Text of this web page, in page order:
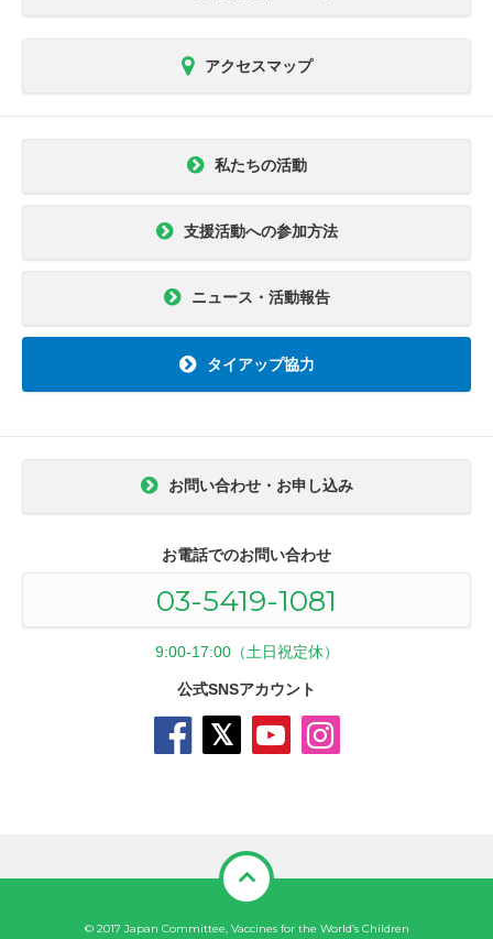
アクセスマップ
私たちの活動
支援活動への参加方法
ニュース・活動報告
タイアップ協力
お問い合わせ・お申し込み
お電話でのお問い合わせ
03-5419-1081
9:00-17:00（土日祝定休）
公式SNSアカウント
© 2017 Japan Committee, Vaccines for the World’s Children